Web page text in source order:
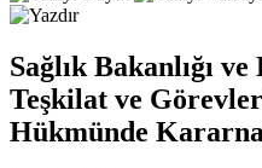
Sağlık Bakanlığı
Teşkilat ve
Hükmünde